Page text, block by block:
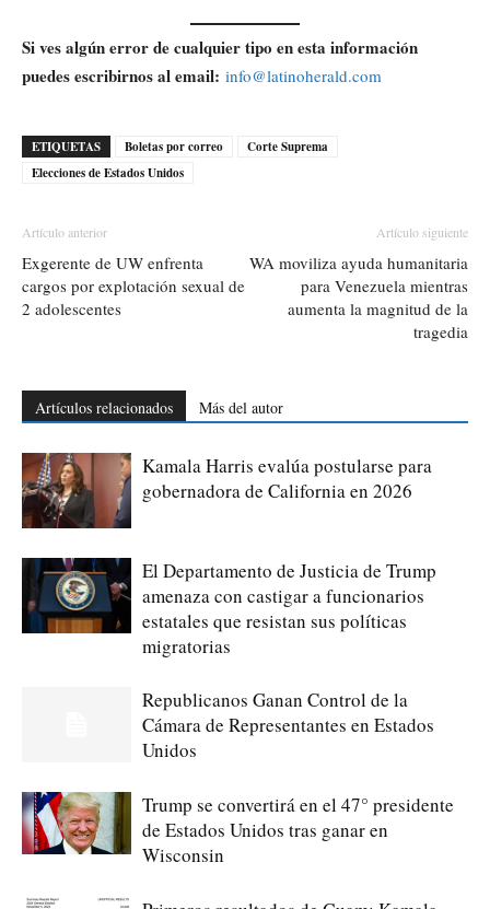
Si ves algún error de cualquier tipo en esta información
puedes escribirnos al email: info@latinoherald.com
ETIQUETAS Boletas por correo
Corte Suprema
Elecciones de Estados Unidos
Artículo anterior
Exgerente de UW enfrenta
cargos por explotación sexual de
2 adolescentes
Artículo siguiente
WA moviliza ayuda humanitaria
para Venezuela mientras
aumenta la magnitud de la
tragedia
Artículos relacionados Más del autor
Kamala Harris evalúa postularse para
gobernadora de California en 2026
El Departamento de Justicia de Trump
amenaza con castigar a funcionarios
estatales que resistan sus políticas
migratorias
Republicanos Ganan Control de la
Cámara de Representantes en Estados
Unidos
Trump se convertirá en el 47° presidente
de Estados Unidos tras ganar en
Wisconsin